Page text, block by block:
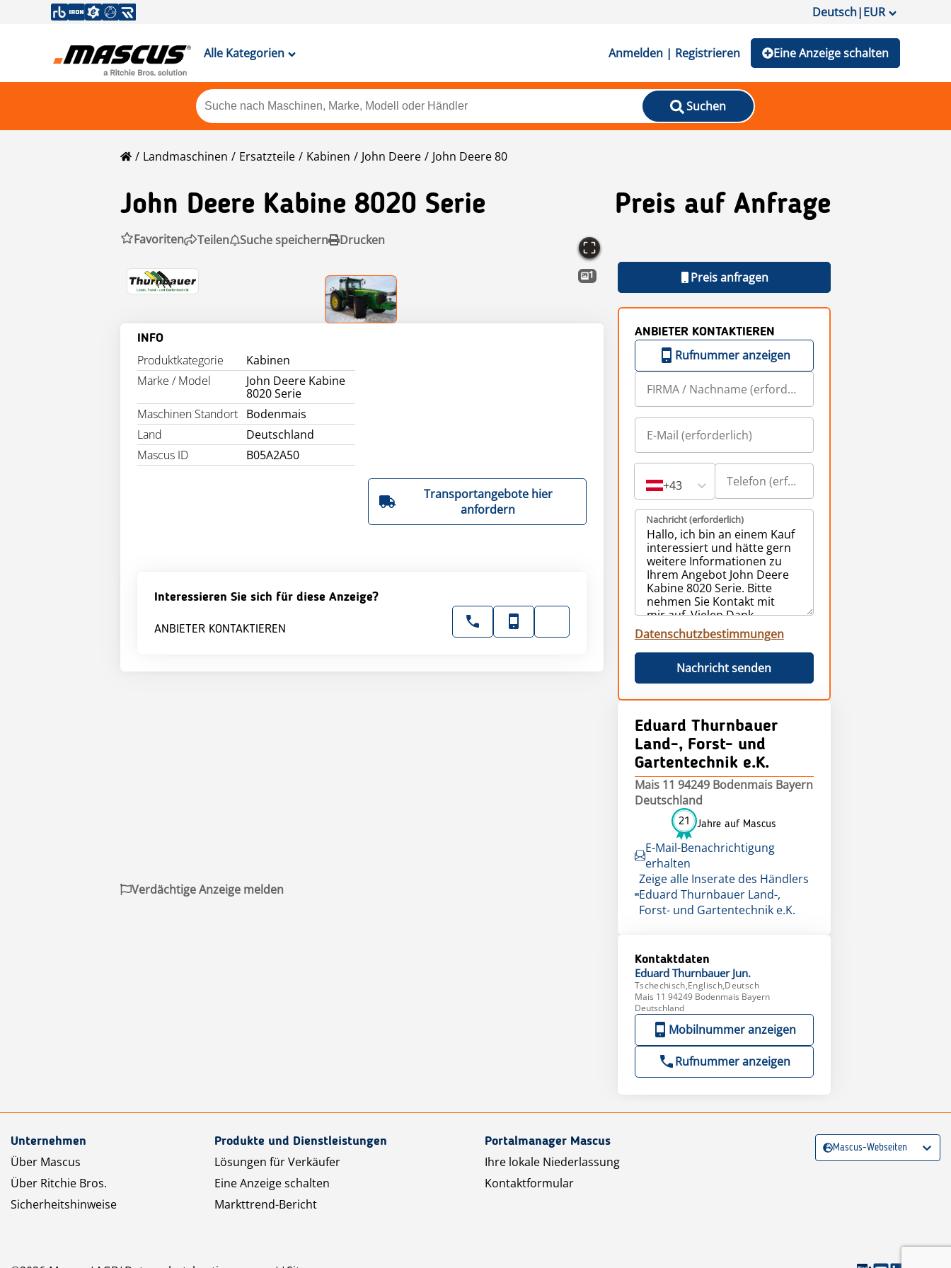
Deutsch|EUR
Alle Kategorien Anmelden | Registrieren Eine Anzeige schalten
Suchen
Landmaschinen Ersatzteile Kabinen John Deere John Deere 80
John Deere Kabine 8020 Serie Preis auf Anfrage
Favoriten Teilen Suche speichern Drucken
1
INFO
Produktkategorie
Kabinen
Marke / Model
John Deere Kabine
8020 Serie
Maschinen Standort Bodenmais
Land
Deutschland
Mascus ID
B05A2A50
Transportangebote hier
anfordern
Interessieren Sie sich für diese Anzeige?
ANBIETER KONTAKTIEREN
Preis anfragen
ANBIETER KONTAKTIEREN
Rufnummer anzeigen
+43
Nachricht (erforderlich)
Datenschutzbestimmungen
Nachricht senden
Eduard Thurnbauer
Land-, Forst- und
Gartentechnik e.K.
Mais 11 94249 Bodenmais Bayern
Deutschland
21 Jahre auf Mascus
E-Mail-Benachrichtigung
erhalten
Zeige alle Inserate des Händlers
Eduard Thurnbauer Land-,
Forst- und Gartentechnik e.K.
Kontaktdaten
Eduard Thurnbauer Jun.
Tschechisch,Englisch,Deutsch
Mais 11 94249 Bodenmais Bayern
Deutschland
Mobilnummer anzeigen
Rufnummer anzeigen
Verdächtige Anzeige melden
Unternehmen
Über Mascus
Über Ritchie Bros.
Sicherheitshinweise
Produkte und Dienstleistungen
Lösungen für Verkäufer
Eine Anzeige schalten
Markttrend-Bericht
Portalmanager Mascus
Ihre lokale Niederlassung
Kontaktformular
Mascus-Webseiten